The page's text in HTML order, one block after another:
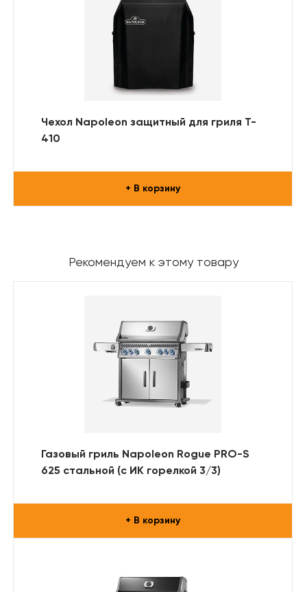
Чехол Napoleon защитный для гриля T-
410
+ В корзину
Рекомендуем к этому товару
Газовый гриль Napoleon Rogue PRO-S
625 стальной (с ИК горелкой 3/3)
+ В корзину